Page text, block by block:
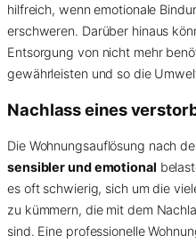
hilfreich, wenn emotionale
erschweren. Darüber hinaus
Entsorgung von nicht mehr
gewährleisten und so die
Nachlass eines
Die Wohnungsauflösung nach
sensibler und emotional
es oft schwierig, sich um die
zu kümmern, die mit dem
sind. Eine professionelle